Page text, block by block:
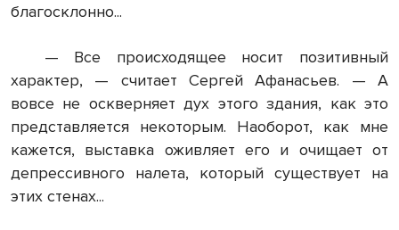
благосклонно...
— Все происходящее носит позитивный
характер, — считает Сергей Афанасьев. — А
вовсе не оскверняет дух этого здания, как это
представляется некоторым. Наоборот, как мне
кажется, выставка оживляет его и очищает от
депрессивного налета, который существует на
этих стенах...